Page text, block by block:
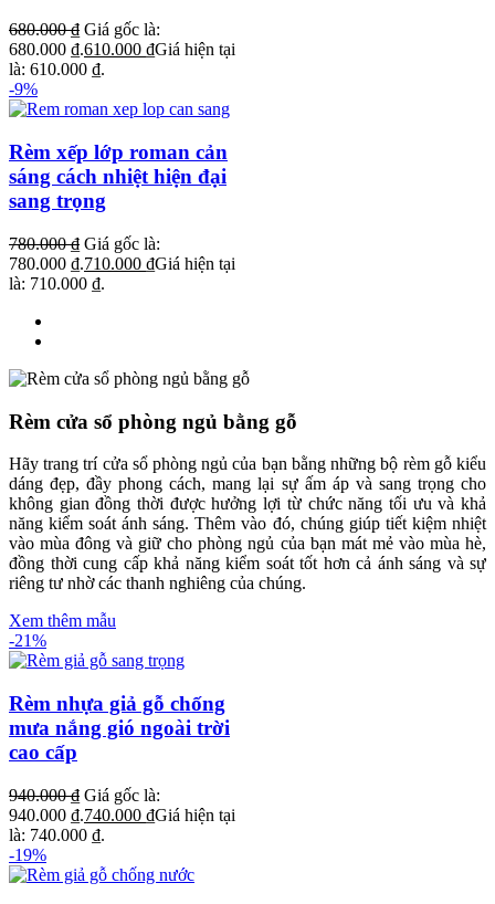
680.000₫ Giá gốc là:
680.000 ₫.610.000 ₫Giá hiện tại
là: 610.000 ₫.
-9%
Rèm xếp lớp roman cản
sáng cách nhiệt hiện đại
sang trọng
780.000₫ Giá gốc là:
780.000 ₫.710.000 ₫Giá hiện tại
là: 710.000 ₫.
Rèm cửa sổ phòng ngủ bằng gỗ
Hãy trang trí cửa sổ phòng ngủ của bạn bằng những bộ rèm gỗ kiểu
dáng đẹp, đầy phong cách, mang lại sự ấm áp và sang trọng cho
không gian đồng thời được hưởng lợi từ chức năng tối ưu và khả
năng kiểm soát ánh sáng. Thêm vào đó, chúng giúp tiết kiệm nhiệt
vào mùa đông và giữ cho phòng ngủ của bạn mát mẻ vào mùa hè,
đồng thời cung cấp khả năng kiểm soát tốt hơn cả ánh sáng và sự
riêng tư nhờ các thanh nghiêng của chúng.
Xem thêm mẫu
-21%
Rèm nhựa giả gỗ chống
mưa nắng gió ngoài trời
cao cấp
940.000₫ Giá gốc là:
940.000 ₫.740.000 ₫Giá hiện tại
là: 740.000 ₫.
-19%